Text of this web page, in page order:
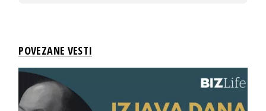
POVEZANE VESTI